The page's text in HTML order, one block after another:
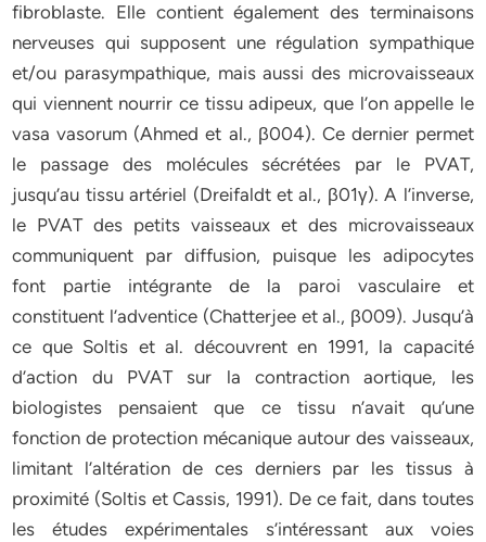
fibroblaste. Elle contient également des terminaisons
nerveuses qui supposent une régulation sympathique
et/ou parasympathique, mais aussi des microvaisseaux
qui viennent nourrir ce tissu adipeux, que l’on appelle le
vasa vasorum (Ahmed et al., β004). Ce dernier permet
le passage des molécules sécrétées par le PVAT,
jusqu’au tissu artériel (Dreifaldt et al., β01γ). A l’inverse,
le PVAT des petits vaisseaux et des microvaisseaux
communiquent par diffusion, puisque les adipocytes
font partie intégrante de la paroi vasculaire et
constituent l’adventice (Chatterjee et al., β009). Jusqu’à
ce que Soltis et al. découvrent en 1991, la capacité
d’action du PVAT sur la contraction aortique, les
biologistes pensaient que ce tissu n’avait qu’une
fonction de protection mécanique autour des vaisseaux,
limitant l’altération de ces derniers par les tissus à
proximité (Soltis et Cassis, 1991). De ce fait, dans toutes
les études expérimentales s’intéressant aux voies